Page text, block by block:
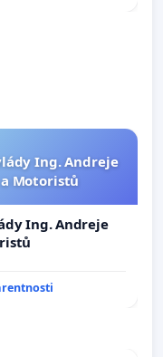
Ing. Andreje
a Motoristů
Ing. Andreje